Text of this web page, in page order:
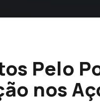
Pelo
nos